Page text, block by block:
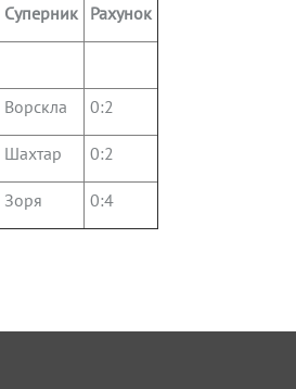
Суперник Рахунок
Ворскла 0:2
Шахтар 0:2
Зоря
0:4